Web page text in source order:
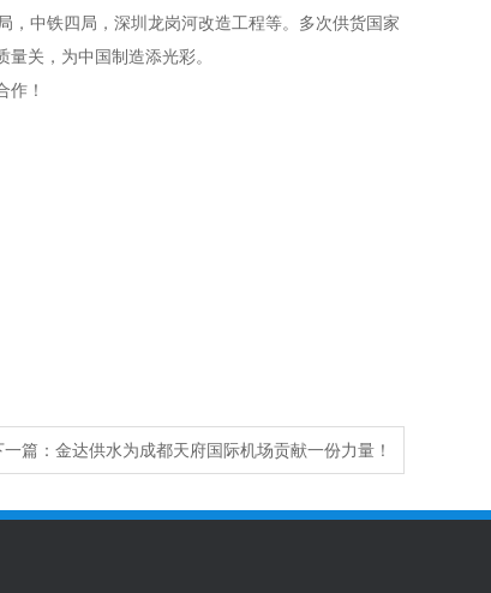
中铁四局，深圳龙岗河改造工程等。多次供货国家
关，为中国制造添光彩。
作！
篇： 金达供水为成都天府国际机场贡献一份力量！